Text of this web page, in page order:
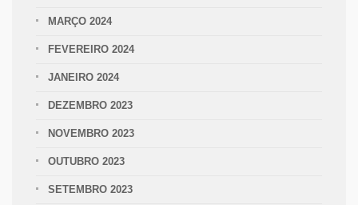
MARÇO 2024
FEVEREIRO 2024
JANEIRO 2024
DEZEMBRO 2023
NOVEMBRO 2023
OUTUBRO 2023
SETEMBRO 2023